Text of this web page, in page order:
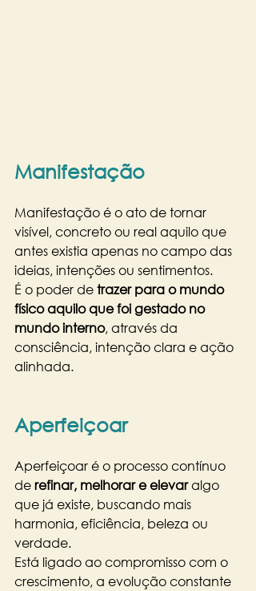
Manifestação
Manifestação é o ato de tornar
visível, concreto ou real aquilo que
antes existia apenas no campo das
ideias, intenções ou sentimentos.
É o poder de trazer para o mundo
físico aquilo que foi gestado no
mundo interno, através da
consciência, intenção clara e ação
alinhada.
Aperfeiçoar
Aperfeiçoar é o processo contínuo
de refinar, melhorar e elevar algo
que já existe, buscando mais
harmonia, eficiência, beleza ou
verdade.
Está ligado ao compromisso com o
crescimento, a evolução constante